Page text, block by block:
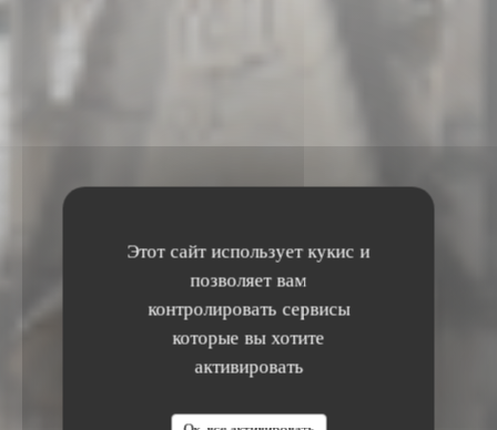
Этот сайт использует кукис и
позволяет вам
контролировать сервисы
которые вы хотите
активировать